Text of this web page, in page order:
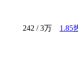
242 /3万 1.85